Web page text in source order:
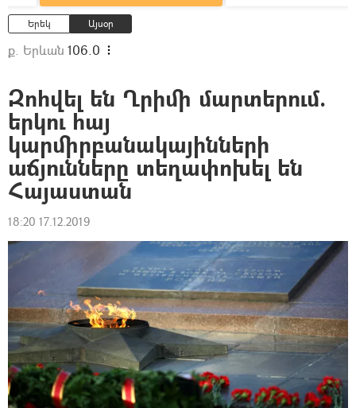
Երեկ Այսօր
ք. Երևան 106.0
Զոհվել են Ղրիմի մարտերում.
երկու հայ
կարմիրբանակայինների
աճյունները տեղափոխել են
Հայաստան
18:20 17.12.2019